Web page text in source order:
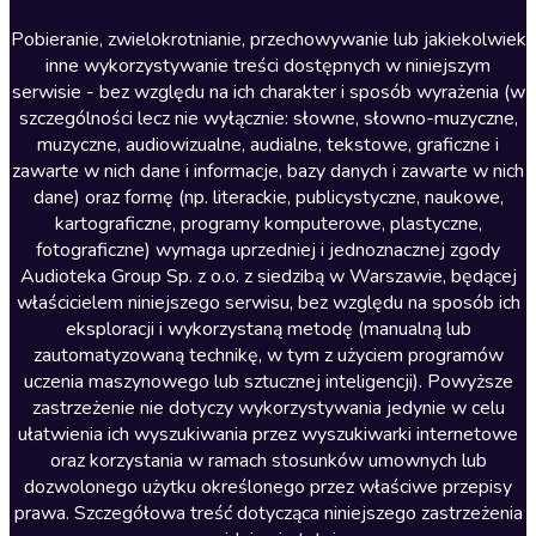
Literatura anglojęzyczna
Literatura faktu
Literatura obyczajowa
Literatura piękna obca
Literatura piękna polska
Nagrania relaksacyjne
Nauka języków
Nauki humanistyczne
Podcasty i audycje
Polityka
Prasa
Religia
Romans
Pobieranie, zwielokrotnianie, przechowywanie lub jakiekolwiek
inne wykorzystywanie treści dostępnych w niniejszym
serwisie - bez względu na ich charakter i sposób wyrażenia (w
szczególności lecz nie wyłącznie: słowne, słowno-muzyczne,
muzyczne, audiowizualne, audialne, tekstowe, graficzne i
zawarte w nich dane i informacje, bazy danych i zawarte w nich
dane) oraz formę (np. literackie, publicystyczne, naukowe,
kartograficzne, programy komputerowe, plastyczne,
fotograficzne) wymaga uprzedniej i jednoznacznej zgody
Audioteka Group Sp. z o.o. z siedzibą w Warszawie, będącej
właścicielem niniejszego serwisu, bez względu na sposób ich
eksploracji i wykorzystaną metodę (manualną lub
zautomatyzowaną technikę, w tym z użyciem programów
uczenia maszynowego lub sztucznej inteligencji). Powyższe
zastrzeżenie nie dotyczy wykorzystywania jedynie w celu
ułatwienia ich wyszukiwania przez wyszukiwarki internetowe
oraz korzystania w ramach stosunków umownych lub
dozwolonego użytku określonego przez właściwe przepisy
prawa. Szczegółowa treść dotycząca niniejszego zastrzeżenia